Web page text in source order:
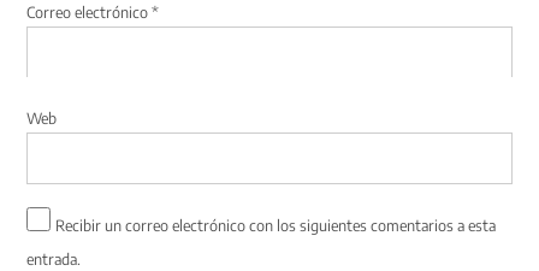
Correo electrónico*
Web
Recibir un correo electrónico con los siguientes comentarios a esta
entrada.